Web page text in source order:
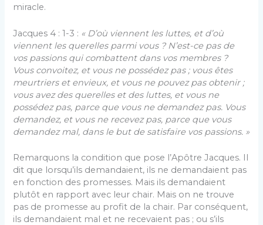
miracle.
Jacques 4 : 1-3 : « D’où viennent les luttes, et d’où
viennent les querelles parmi vous ? N’est-ce pas de
vos passions qui combattent dans vos membres ?
Vous convoitez, et vous ne possédez pas ; vous êtes
meurtriers et envieux, et vous ne pouvez pas obtenir ;
vous avez des querelles et des luttes, et vous ne
possédez pas, parce que vous ne demandez pas. Vous
demandez, et vous ne recevez pas, parce que vous
demandez mal, dans le but de satisfaire vos passions. »
Remarquons la condition que pose l’Apôtre Jacques. Il
dit que lorsqu’ils demandaient, ils ne demandaient pas
en fonction des promesses. Mais ils demandaient
plutôt en rapport avec leur chair. Mais on ne trouve
pas de promesse au profit de la chair. Par conséquent,
ils demandaient mal et ne recevaient pas ; ou s’ils